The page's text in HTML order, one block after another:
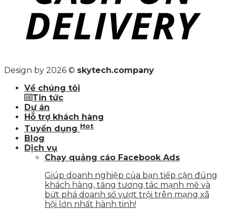
Design by 2026 © skytech.company
Về chúng tôi
Tin tức
Dự án
Hỗ trợ khách hàng
Tuyển dụng Hot
Blog
Dịch vụ
Chạy quảng cáo Facebook Ads
Giúp doanh nghiệp của bạn tiếp cận đúng
khách hàng, tăng tương tác mạnh mẽ và
bứt phá doanh số vượt trội trên mạng xã
hội lớn nhất hành tinh!